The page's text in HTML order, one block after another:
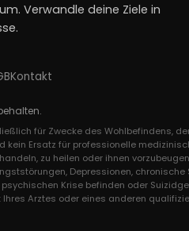
Verwandle deine Ziele in
Kontakt
für Zwecke des Wohlbefindens,
Ersatz für professionelle
zu heilen oder ihnen
Depressionen,
Krise befinden oder
Arztes oder eines anderen